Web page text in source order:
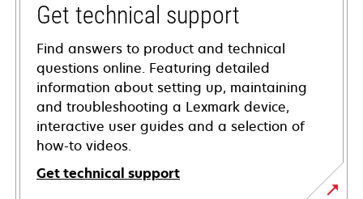
Get technical support
Find answers to product and technical
questions online. Featuring detailed
information about setting up, maintaining
and troubleshooting a Lexmark device,
interactive user guides and a selection of
how-to videos.
Get technical support